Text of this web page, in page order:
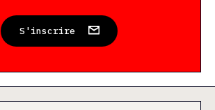
S'inscrire